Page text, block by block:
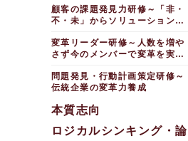
顧客の課題発見力研修～「非・
不・未」からソリューションを
変革リーダー研修～人数を増や
さず今のメンバーで変革を実現
問題発見・行動計画策定研修～
伝統企業の変革力養成
本質志向
ロジカルシンキング・論